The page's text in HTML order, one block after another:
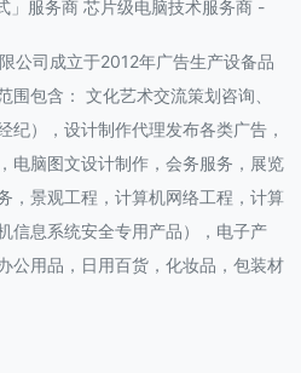
」服务商 芯片级电脑技术服务商 -
公司成立于2012年广告生产设备品
包含： 文化艺术交流策划咨询、
纪），设计制作代理发布各类广告，
电脑图文设计制作，会务服务，展览
，景观工程，计算机网络工程，计算
信息系统安全专用产品），电子产
公用品，日用百货，化妆品，包装材